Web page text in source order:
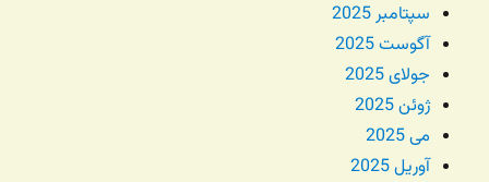
سپتامبر 2025
آگوست 2025
جولای 2025
ژوئن 2025
می 2025
آوریل 2025